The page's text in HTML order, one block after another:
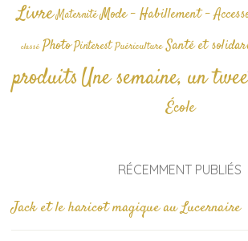
Livre Maternité Mode - Habillement -
classé Photo Pinterest Puériculture Santé et
produitsUne semaine, un
École
RÉCEMMENT PUBLIÉS
Jack et le haricot magique au Lucernaire